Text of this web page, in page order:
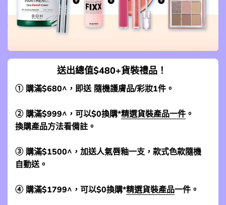
送出總值$480+貨裝禮品！
① 購滿$680^，即送 隨機護膚品/彩妝1件。
② 購滿$999^，可以$0換購*精選貨裝產品一件 。
換購產品方法看備註。
③ 購滿$1500^，加送人氣唇釉一支，款式色款隨機
自動送。
④ 購滿$1799^，可以$0換購*精選貨裝產品一件。